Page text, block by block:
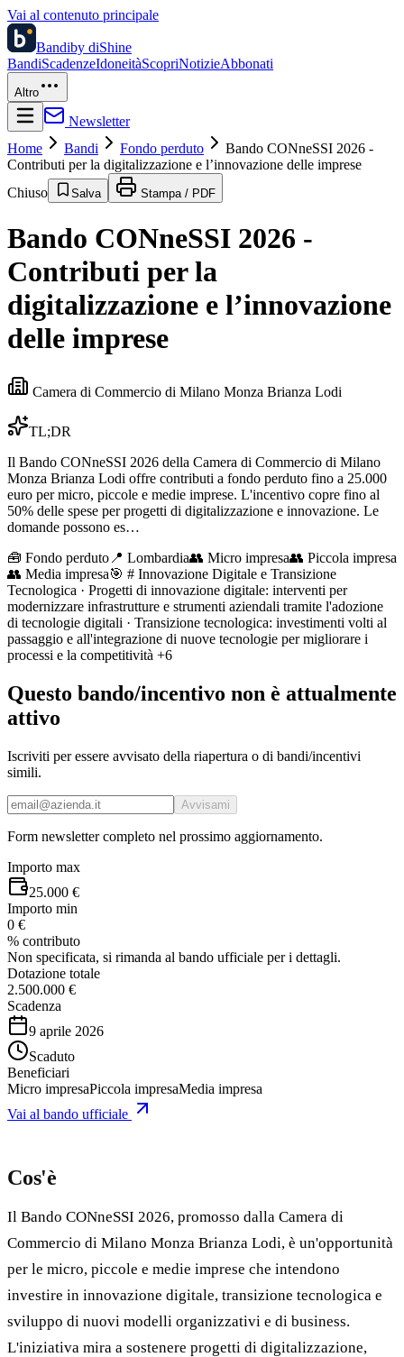
Vai al contenuto principale
Bandiby diShine
BandiScadenzeIdoneitàScopriNotizieAbbonati
Altro
Newsletter
Home
Bandi Fondo perduto
Bando CONneSSI 2026 -
Contributi per la digitalizzazione e l’innovazione delle imprese
Chiuso
Salva Stampa / PDF
Bando CONneSSI 2026 -
Contributi per la
digitalizzazione e l’innovazione
delle imprese
Camera di Commercio di Milano Monza Brianza Lodi
TL;DR
Il Bando CONneSSI 2026 della Camera di Commercio di Milano
Monza Brianza Lodi offre contributi a fondo perduto fino a 25.000
euro per micro, piccole e medie imprese. L'incentivo copre fino al
50% delle spese per progetti di digitalizzazione e innovazione. Le
domande possono es…
🧰 Fondo perduto 📍 Lombardia👥 Micro impresa👥 Piccola impresa
👥 Media impresa🎯 # Innovazione Digitale e Transizione
Tecnologica · Progetti di innovazione digitale: interventi per
modernizzare infrastrutture e strumenti aziendali tramite l'adozione
di tecnologie digitali · Transizione tecnologica: investimenti volti al
passaggio e all'integrazione di nuove tecnologie per migliorare i
processi e la competitività +6
Questo bando/incentivo non è attualmente
attivo
Iscriviti per essere avvisato della riapertura o di bandi/incentivi
simili.
Avvisami
Form newsletter completo nel prossimo aggiornamento.
Importo max
25.000 €
Importo min
0 €
% contributo
Non specificata, si rimanda al bando ufficiale per i dettagli.
Dotazione totale
2.500.000 €
Scadenza
9 aprile 2026
Scaduto
Beneficiari
Micro impresaPiccola impresaMedia impresa
Vai al bando ufficiale
Cos'è
Il Bando CONneSSI 2026, promosso dalla Camera di
Commercio di Milano Monza Brianza Lodi, è un'opportunità
per le micro, piccole e medie imprese che intendono
investire in innovazione digitale, transizione tecnologica e
sviluppo di nuovi modelli organizzativi e di business.
L'iniziativa mira a sostenere progetti di digitalizzazione,